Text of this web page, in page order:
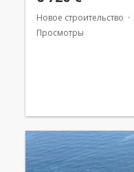
Новое строительство
Просмотры